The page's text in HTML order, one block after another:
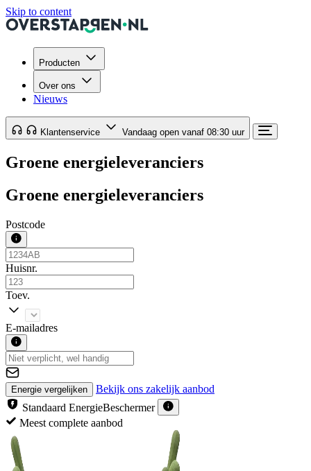
Skip to content
Producten
Over ons
Nieuws
Klantenservice Vandaag open vanaf 08:30 uur
Groene energieleveranciers
Groene energieleveranciers
Postcode
Huisnr.
Toev.
E-mailadres
Energie vergelijken
Bekijk ons zakelijk aanbod
Standaard EnergieBeschermer
Met gratis EnergieBeschermer